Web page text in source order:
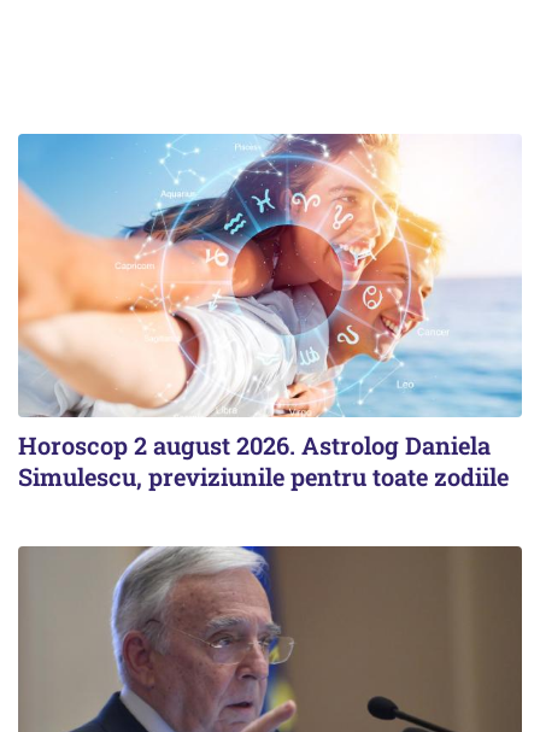
Horoscop 2 august 2026. Astrolog Daniela
Simulescu, previziunile pentru toate zodiile